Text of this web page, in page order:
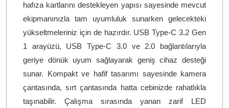
hafıza kartlarını destekleyen yapısı sayesinde mevcut
ekipmanınızla tam uyumluluk sunarken gelecekteki
yükseltmeleriniz için de hazırdır. USB Type-C 3.2 Gen
1 arayüzü, USB Type-C 3.0 ve 2.0 bağlantılarıyla
geriye dönük uyum sağlayarak geniş cihaz desteği
sunar. Kompakt ve hafif tasarımı sayesinde kamera
çantasında, sırt çantasında hatta cebinizde rahatlıkla
taşınabilir. Çalışma sırasında yanan zarif LED